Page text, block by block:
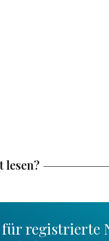
lesen?
registrierte